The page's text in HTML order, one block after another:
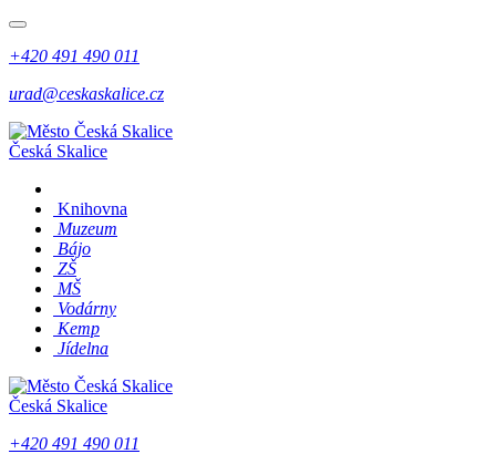
+420 491 490 011
urad@ceskaskalice.cz
Česká Skalice
Knihovna
Muzeum
Bájo
ZŠ
MŠ
Vodárny
Kemp
Jídelna
Česká Skalice
+420 491 490 011